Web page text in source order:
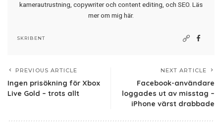
kamerautrustning, copywriter och content editing, och SEO. Läs
mer om mig här.
SKRIBENT
PREVIOUS ARTICLE
Ingen prisökning för Xbox
Live Gold – trots allt
NEXT ARTICLE
Facebook-användare
loggades ut av misstag –
iPhone värst drabbade